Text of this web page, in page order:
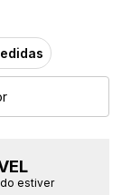
estiver